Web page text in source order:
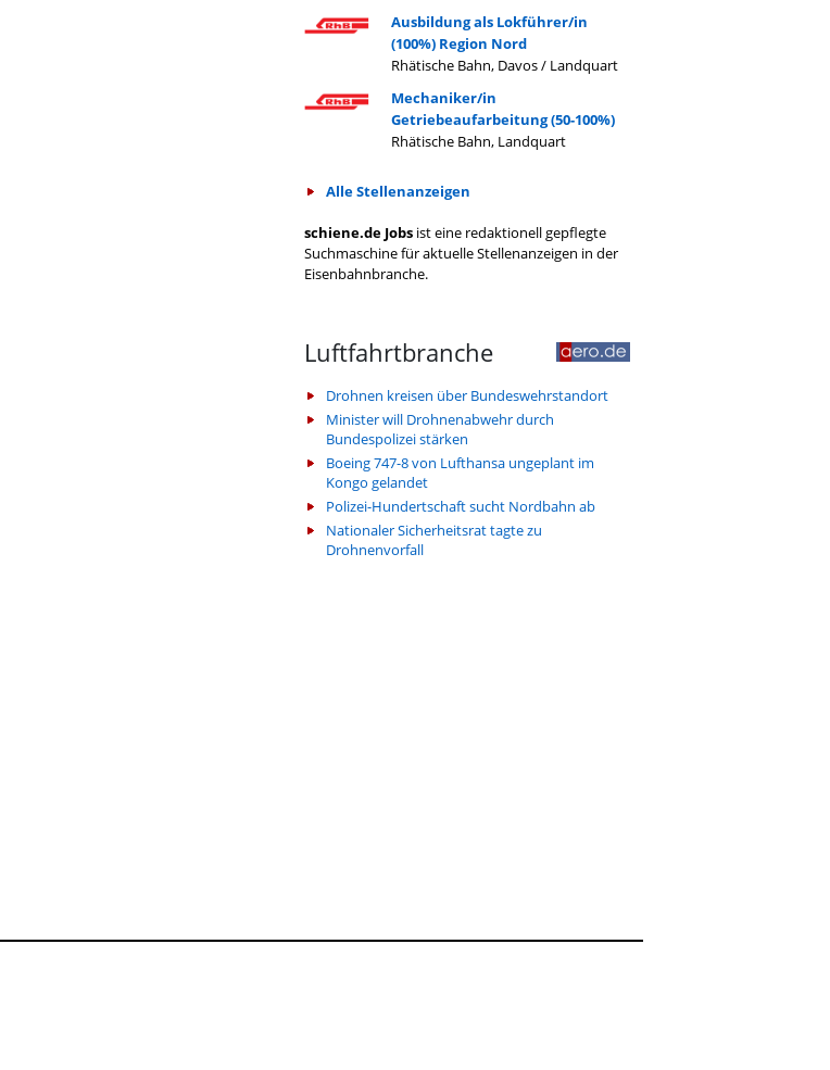
Ausbildung als Lokführer/in
(100%) Region Nord
Rhätische Bahn, Davos / Landquart
Mechaniker/in
Getriebeaufarbeitung (50-100%)
Rhätische Bahn, Landquart
Alle Stellenanzeigen
schiene.de Jobs ist eine redaktionell gepflegte
Suchmaschine für aktuelle Stellenanzeigen in der
Eisenbahnbranche.
Luftfahrtbranche
Drohnen kreisen über Bundeswehrstandort
Minister will Drohnenabwehr durch
Bundespolizei stärken
Boeing 747-8 von Lufthansa ungeplant im
Kongo gelandet
Polizei-Hundertschaft sucht Nordbahn ab
Nationaler Sicherheitsrat tagte zu
Drohnenvorfall